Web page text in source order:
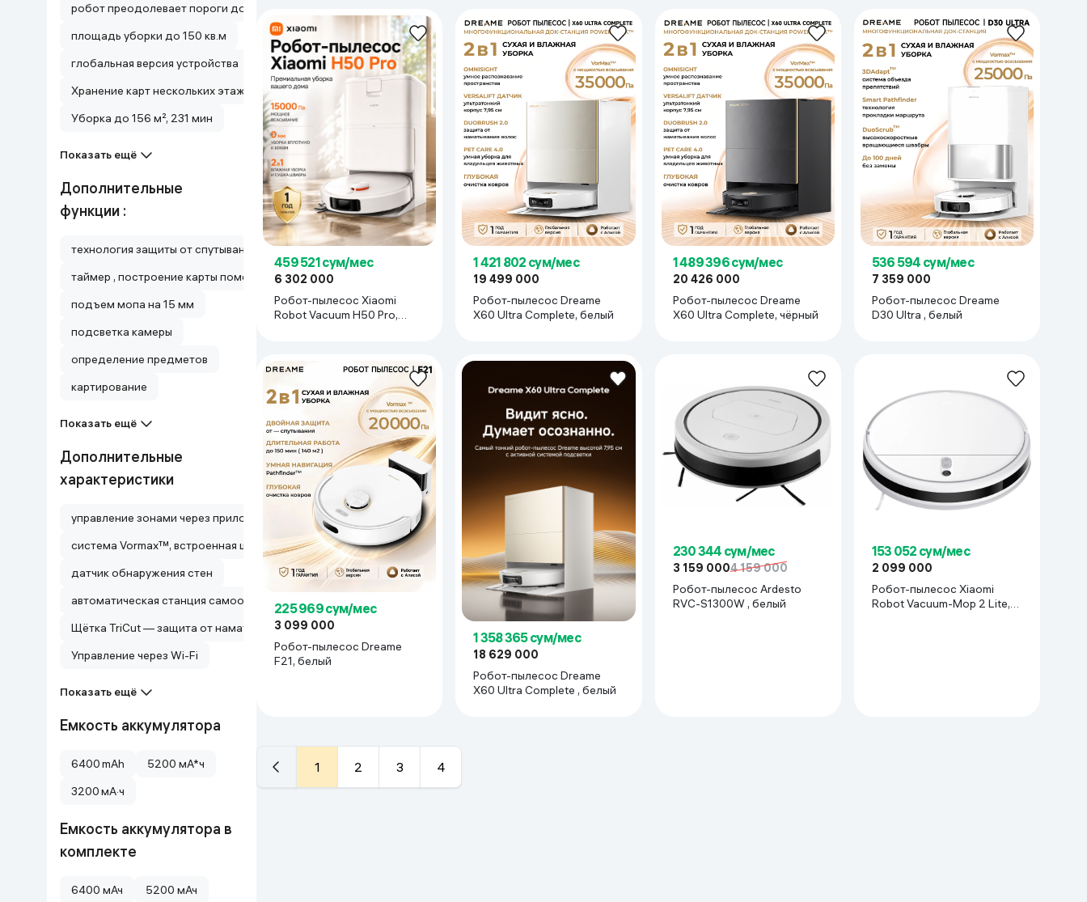
робот преодолевает пороги до 20 мм, поддерживает несколько карт разных этажей, автоматически регулирует мощность всасывания в зависимости от загрязнения.
площадь уборки до 150 кв.м
глобальная версия устройства
Хранение карт нескольких этажей
Уборка до 156 м², 231 мин
Показать ещё
Дополнительные
функции :
технология защиты от спутывания
таймер , построение карты помещения , программирование по дням недели
подъем мопа на 15 мм
подсветка камеры
определение предметов
картирование
Показать ещё
Дополнительные
характеристики
управление зонами через приложение
система Vormax™, встроенная щетка с резиновой щетиной и зубьями против наматывания волос
датчик обнаружения стен
автоматическая станция самообслуживания (самоочистка, сушка и мойка мопа), поддержка голосовых ассистентов Alexa и Google Assistant, управление через мобильное
Щётка TriCut — защита от наматывания волос
Управление через Wi-Fi
Показать ещё
Емкость аккумулятора
6400 mAh
5200 мА*ч
3200 мА·ч
Емкость аккумулятора в
комплекте
6400 мАч
5200 мАч
459 521 сум/мес
6 302 000
Робот-пылесос Xiaomi
Robot Vacuum H50 Pro,
1 421 802 сум/мес
19 499 000
Робот-пылесос Dreame
X60 Ultra Complete, белый
1 489 396 сум/мес
20 426 000
Робот-пылесос Dreame
X60 Ultra Complete, чёрный
536 594 сум/мес
7 359 000
Робот-пылесос Dreame
D30 Ultra , белый
225 969 сум/мес
3 099 000
Робот-пылесос Dreame
F21, белый
1 358 365 сум/мес
18 629 000
Робот-пылесос Dreame
X60 Ultra Complete , белый
230 344 сум/мес
3 159 0004 159 000
Робот-пылесос Ardesto
RVC-S1300W , белый
153 052 сум/мес
2 099 000
Робот-пылесос Xiaomi
Robot Vacuum-Mop 2 Lite,
1 2 3 4